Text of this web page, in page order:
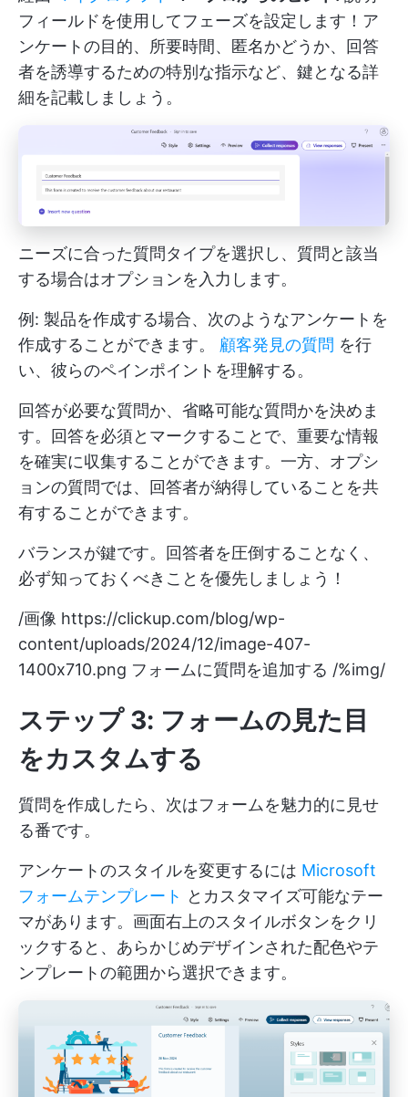
フィールドを使用してフェーズを設定します！ア
ンケートの目的、所要時間、匿名かどうか、回答
者を誘導するための特別な指示など、鍵となる詳
細を記載しましょう。
ニーズに合った質問タイプを選択し、質問と該当
する場合はオプションを入力します。
例: 製品を作成する場合、次のようなアンケートを
作成することができます。 顧客発見の質問 を行
い、彼らのペインポイントを理解する。
回答が必要な質問か、省略可能な質問かを決めま
す。回答を必須とマークすることで、重要な情報
を確実に収集することができます。一方、オプシ
ョンの質問では、回答者が納得していることを共
有することができます。
バランスが鍵です。回答者を圧倒することなく、
必ず知っておくべきことを優先しましょう！
/画像 https://clickup.com/blog/wp-
content/uploads/2024/12/image-407-
1400x710.png フォームに質問を追加する /%img/
ステップ 3: フォームの見た目
をカスタムする
質問を作成したら、次はフォームを魅力的に見せ
る番です。
アンケートのスタイルを変更するには Microsoft
フォームテンプレート とカスタマイズ可能なテー
マがあります。画面右上のスタイルボタンをクリ
ックすると、あらかじめデザインされた配色やテ
ンプレートの範囲から選択できます。